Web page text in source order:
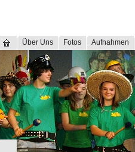
Über Uns Fotos Aufnahmen